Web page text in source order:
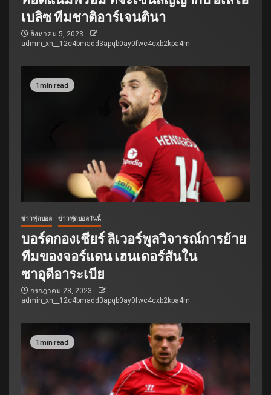
เบลิซ ทีมชาติอาร์เจนตินา
สิงหาคม 5, 2023
admin_xn__12c4bmadd3apqb0ay0fwc4cxb2kpa4m
1 min read
ข่าวฟุตบอล ข่าวฟุตบอลวันนี้
บอร์ดกองเชียร์ ลิเวอร์พูลวิจารณ์การย้าย
ทีมของจอร์แดน เฮนเดอร์สันใน
ซาอุดีอาระเบีย
กรกฎาคม 28, 2023
admin_xn__12c4bmadd3apqb0ay0fwc4cxb2kpa4m
1 min read